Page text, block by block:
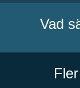
Vad